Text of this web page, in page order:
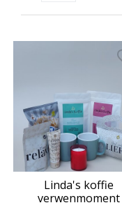
Linda's koffie
verwenmoment